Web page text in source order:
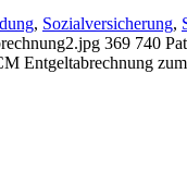
, Sozialversicherung,
369 740
Entgeltabrechnung